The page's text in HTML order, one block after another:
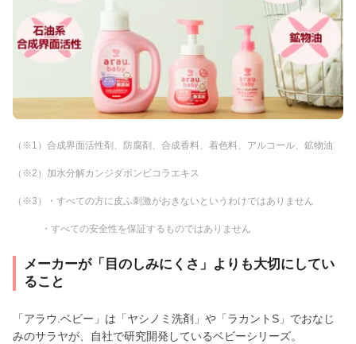
（※1）合成界面活性剤、防腐剤、合成香料、着色料、アルコール、鉱物油
（※2）加水分解カンジダボンビコラエキス
（※3）・すべての方に皮ふ刺激がおきないというわけではありません
・すべての安全性を保証するものではありません
メーカーが「目のしみにくさ」よりも大切にしてい
ること
「アラウ.ベビー」は「ヤシノミ洗剤」や「ラカントS」でおなじ
みのサラヤが、自社で研究開発しているベビーシリーズ。